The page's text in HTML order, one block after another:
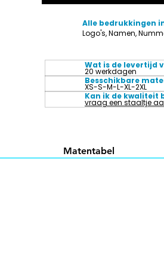
Alle bedrukkingen
Logo's, Namen,
Wat is de levertijd
20 werkdagen
Besschikbare
XS-S-M-L-XL-2XL
Kan ik de kwaliteit
vraag een staaltje
Matentabel